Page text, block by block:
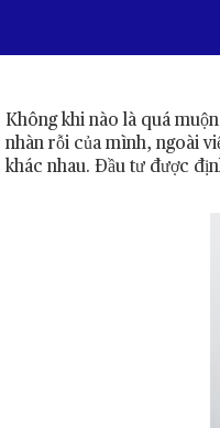
Không khi nào là quá
nhàn rỗi của mình, ngoài
khác nhau. Đầu tư được